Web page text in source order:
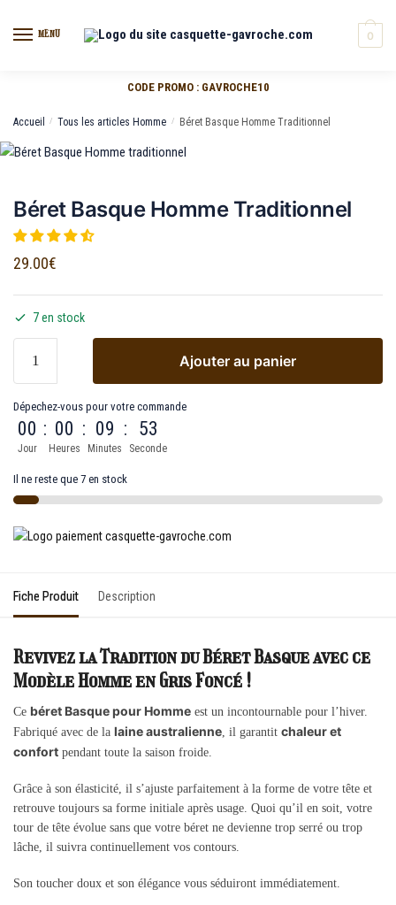
MENU 0
CODE PROMO : GAVROCHE10
Accueil / Tous les articles Homme / Béret Basque Homme Traditionnel
Béret Basque Homme Traditionnel
29.00€
7 en stock
Ajouter au panier
Dépechez-vous pour votre commande
00
Jour
: 00
Heures
: 09
Minutes
: 53
Seconde
Il ne reste que 7 en stock
Fiche Produit Description
Revivez la Tradition du Béret Basque avec ce
Modèle Homme en Gris Foncé !
Ce béret Basque pour Homme est un incontournable pour l’hiver.
Fabriqué avec de la laine australienne , il garantit chaleur et
confort pendant toute la saison froide.
Grâce à son élasticité, il s’ajuste parfaitement à la forme de votre tête et
retrouve toujours sa forme initiale après usage. Quoi qu’il en soit, votre
tour de tête évolue sans que votre béret ne devienne trop serré ou trop
lâche, il suivra continuellement vos contours.
Son toucher doux et son élégance vous séduiront immédiatement.